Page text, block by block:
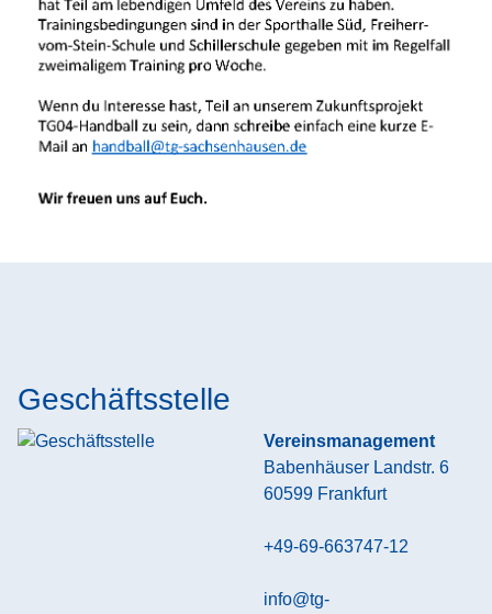
Geschäftsstelle
Vereinsmanagement
Babenhäuser Landstr. 6
60599 Frankfurt
+49-69-663747-12
info@tg-